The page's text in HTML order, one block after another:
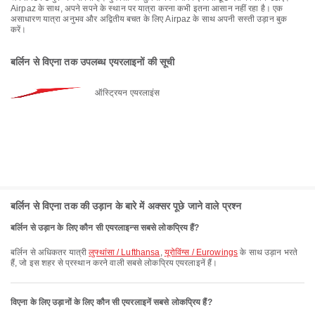
Airpaz के साथ, अपने सपने के स्थान पर यात्रा करना कभी इतना आसान नहीं रहा है। एक
असाधारण यात्रा अनुभव और अद्वितीय बचत के लिए Airpaz के साथ अपनी सस्ती उड़ान बुक
करें।
बर्लिन से विएना तक उपलब्ध एयरलाइनों की सूची
ऑस्ट्रियन एयरलाइंस
बर्लिन से विएना तक की उड़ान के बारे में अक्सर पूछे जाने वाले प्रश्न
बर्लिन से उड़ान के लिए कौन सी एयरलाइन्स सबसे लोकप्रिय हैं?
बर्लिन से अधिकतर यात्रीलुफ्थांसा / Lufthansa, यूरोविंग्स / Eurowings के साथ उड़ान भरते
हैं, जो इस शहर से प्रस्थान करने वाली सबसे लोकप्रिय एयरलाइनें हैं।
विएना के लिए उड़ानों के लिए कौन सी एयरलाइनें सबसे लोकप्रिय हैं?